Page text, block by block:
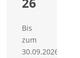
Bis
zum
30.09.2026